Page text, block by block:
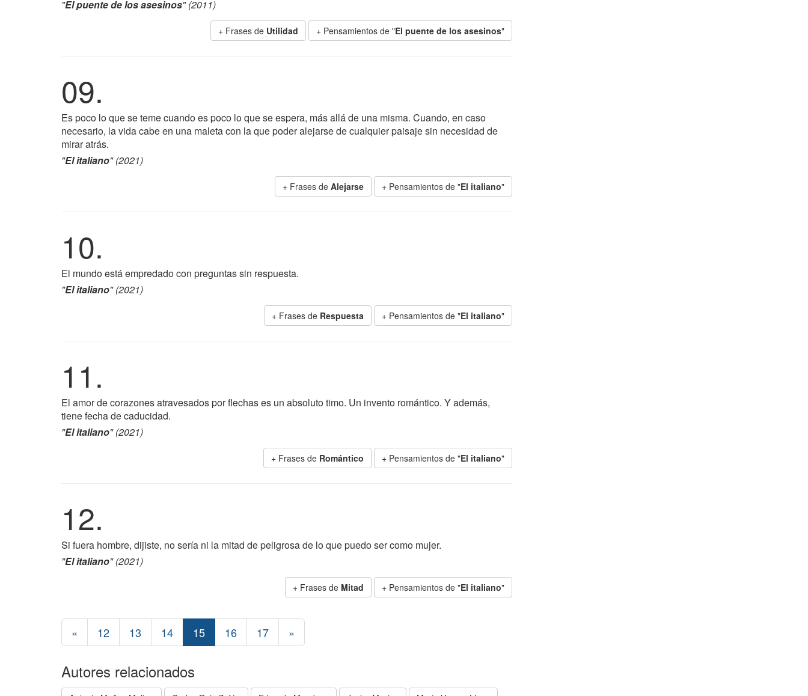
"El puente de los asesinos" (2011)
+ Frases de Utilidad + Pensamientos de "El puente de los asesinos"
09.
Es poco lo que se teme cuando es poco lo que se espera, más allá de una misma. Cuando, en caso
necesario, la vida cabe en una maleta con la que poder alejarse de cualquier paisaje sin necesidad de
mirar atrás.
"El italiano" (2021)
+ Frases de Alejarse + Pensamientos de "El italiano"
10.
El mundo está empredado con preguntas sin respuesta.
"El italiano" (2021)
+ Frases de Respuesta + Pensamientos de "El italiano"
11.
El amor de corazones atravesados por flechas es un absoluto timo. Un invento romántico. Y además,
tiene fecha de caducidad.
"El italiano" (2021)
+ Frases de Romántico + Pensamientos de "El italiano"
12.
Si fuera hombre, dijiste, no sería ni la mitad de peligrosa de lo que puedo ser como mujer.
"El italiano" (2021)
+ Frases de Mitad + Pensamientos de "El italiano"
« 12 13 14 15 16 17 »
Autores relacionados